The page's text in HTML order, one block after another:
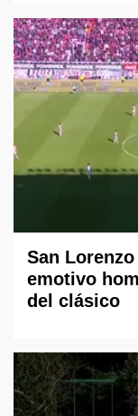
San
emotivo
del clásico